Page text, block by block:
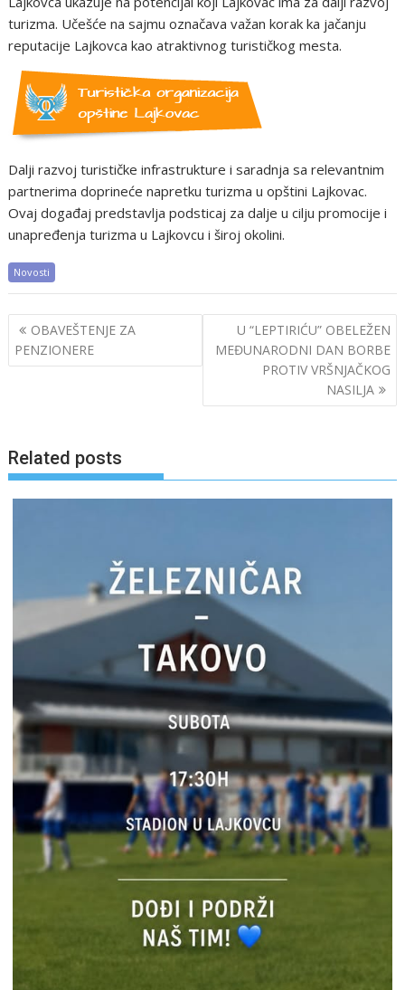
turizma. Učešće na sajmu označava važan korak ka jačanju
reputacije Lajkovca kao atraktivnog turističkog mesta.
Dalji razvoj turističke infrastrukture i saradnja sa relevantnim
partnerima doprineće napretku turizma u opštini Lajkovac.
Ovaj događaj predstavlja podsticaj za dalje u cilju promocije i
unapređenja turizma u Lajkovcu i široj okolini.
Novosti
Post
navigation
OBAVEŠTENJE ZA
PENZIONERE
U “LEPTIRIĆU” OBELEŽEN
MEĐUNARODNI DAN BORBE
PROTIV VRŠNJAČKOG
NASILJA
Related posts